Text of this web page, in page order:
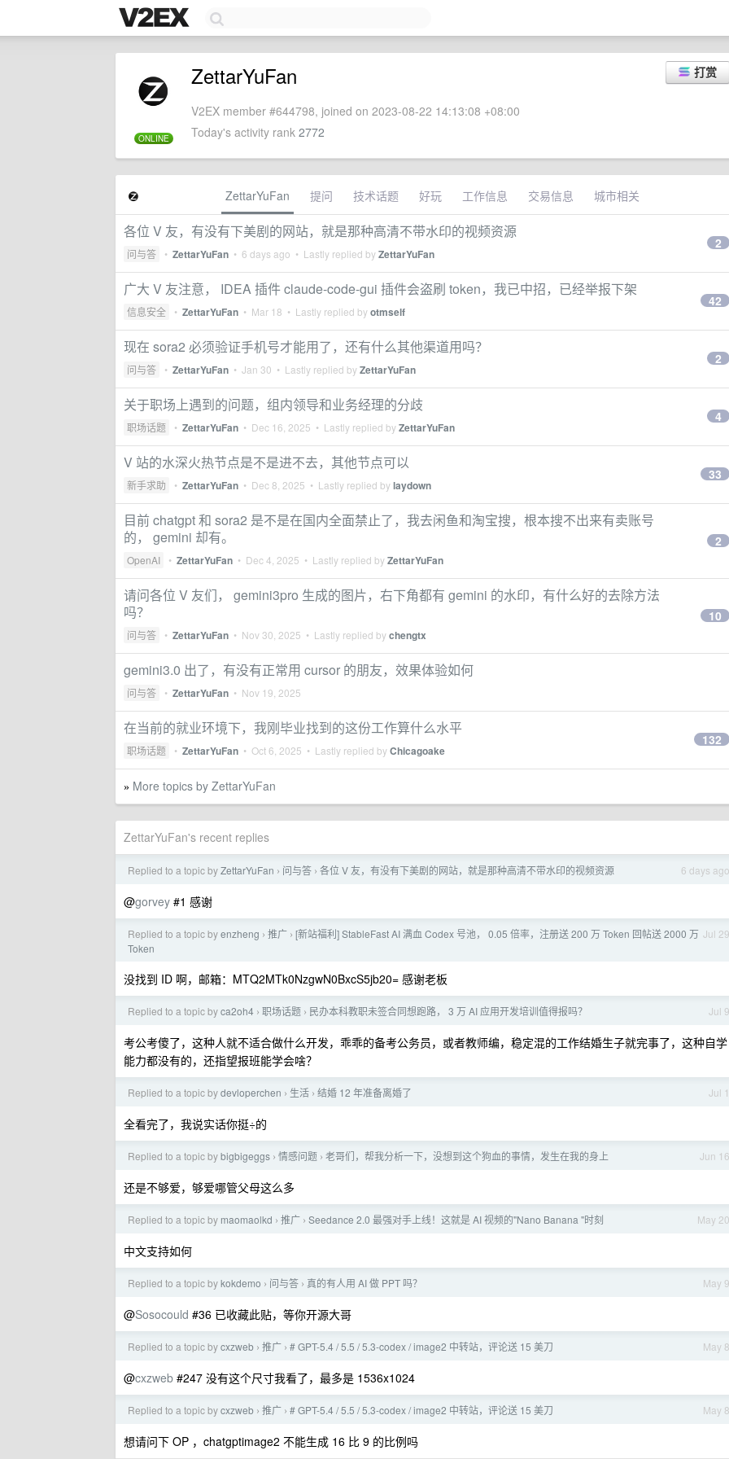
ONLINE
打赏
ZettarYuFan
V2EX member #644798, joined on 2023-08-22 14:13:08 +08:00
Today's activity rank 2772
ZettarYuFan 提问 技术话题 好玩 工作信息 交易信息 城市相关
各位 V 友，有没有下美剧的网站，就是那种高清不带水印的视频资源
问与答 • ZettarYuFan • 6 days ago • Lastly replied byZettarYuFan
2
广大 V 友注意， IDEA 插件 claude-code-gui 插件会盗刷 token，我已中招，已经举报下架
信息安全 • ZettarYuFan • Mar 18 • Lastly replied byotmself
42
现在 sora2 必须验证手机号才能用了，还有什么其他渠道用吗？
问与答 • ZettarYuFan • Jan 30 • Lastly replied byZettarYuFan
2
关于职场上遇到的问题，组内领导和业务经理的分歧
职场话题 • ZettarYuFan • Dec 16, 2025 • Lastly replied byZettarYuFan
4
V 站的水深火热节点是不是进不去，其他节点可以
新手求助 • ZettarYuFan • Dec 8, 2025 • Lastly replied bylaydown
33
目前 chatgpt 和 sora2 是不是在国内全面禁止了，我去闲鱼和淘宝搜，根本搜不出来有卖账号
的， gemini 却有。
OpenAI • ZettarYuFan • Dec 4, 2025 • Lastly replied byZettarYuFan
2
请问各位 V 友们， gemini3pro 生成的图片，右下角都有 gemini 的水印，有什么好的去除方法
吗？
问与答 • ZettarYuFan • Nov 30, 2025 • Lastly replied bychengtx
10
gemini3.0 出了，有没有正常用 cursor 的朋友，效果体验如何
问与答 • ZettarYuFan • Nov 19, 2025
在当前的就业环境下，我刚毕业找到的这份工作算什么水平
职场话题 • ZettarYuFan • Oct 6, 2025 • Lastly replied byChicagoake
132
» More topics by ZettarYuFan
ZettarYuFan's recent replies
6 days ago
Replied to a topic byZettarYuFan › 问与答 › 各位 V 友，有没有下美剧的网站，就是那种高清不带水印的视频资源
@gorvey #1 感谢
Jul 29
Replied to a topic byenzheng › 推广 › [新站福利] StableFast AI 满血 Codex 号池， 0.05 倍率，注册送 200 万 Token 回帖送 2000 万
Token
没找到 ID 啊，邮箱：MTQ2MTk0NzgwN0BxcS5jb20= 感谢老板
Jul 9
Replied to a topic byca2oh4 › 职场话题 › 民办本科教职未签合同想跑路， 3 万 AI 应用开发培训值得报吗？
考公考傻了，这种人就不适合做什么开发，乖乖的备考公务员，或者教师编，稳定混的工作结婚生子就完事了，这种自学
能力都没有的，还指望报班能学会啥？
Jul 1
Replied to a topic bydevloperchen › 生活 › 结婚 12 年准备离婚了
全看完了，我说实话你挺÷的
Jun 16
Replied to a topic bybigbigeggs › 情感问题 › 老哥们，帮我分析一下，没想到这个狗血的事情，发生在我的身上
还是不够爱，够爱哪管父母这么多
May 20
Replied to a topic by maomaolkd › 推广 › Seedance 2.0 最强对手上线！这就是 AI 视频的"Nano Banana "时刻
中文支持如何
May 9
Replied to a topic bykokdemo › 问与答 › 真的有人用 AI 做 PPT 吗？
@Sosocould #36 已收藏此贴，等你开源大哥
May 8
Replied to a topic bycxzweb › 推广 › # GPT-5.4 / 5.5 / 5.3-codex / image2 中转站，评论送 15 美刀
@cxzweb #247 没有这个尺寸我看了，最多是 1536x1024
May 8
Replied to a topic bycxzweb › 推广 › # GPT-5.4 / 5.5 / 5.3-codex / image2 中转站，评论送 15 美刀
想请问下 OP ，chatgptimage2 不能生成 16 比 9 的比例吗